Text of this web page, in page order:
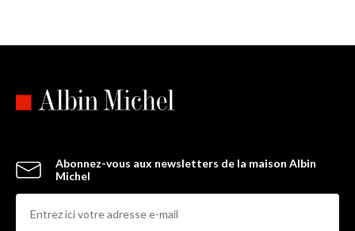
Abonnez-vous aux newsletters de la maison Albin
Michel